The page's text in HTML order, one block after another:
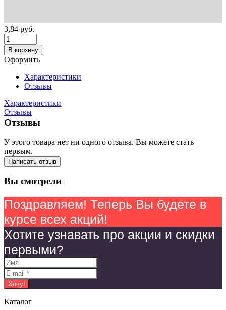
3,84 руб.
В корзину
Оформить
Характеристики
Отзывы
Характеристики
Отзывы
Отзывы
У этого товара нет ни одного отзыва. Вы можете стать
первым.
Написать отзыв
Вы смотрели
Поздравляем! Теперь Вы будете в
курсе всех акций!
Хотите узнавать про акции и скидки
первыми?
Каталог